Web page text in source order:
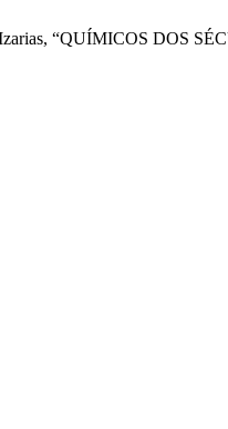
Izarias, “QUÍMICOS DOS